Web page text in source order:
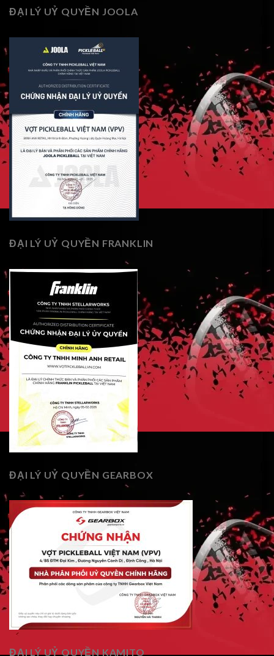
ĐẠI LÝ UỶ QUYỀN JOOLA
ĐẠI LÝ UỶ QUYỀN FRANKLIN
ĐẠI LÝ UỶ QUYỀN GEARBOX
ĐẠI LÝ UỶ QUYỀN KAMITO